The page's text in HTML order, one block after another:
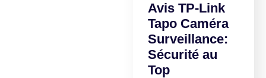
Avis TP-Link
Tapo Caméra
Surveillance:
Sécurité au
Top